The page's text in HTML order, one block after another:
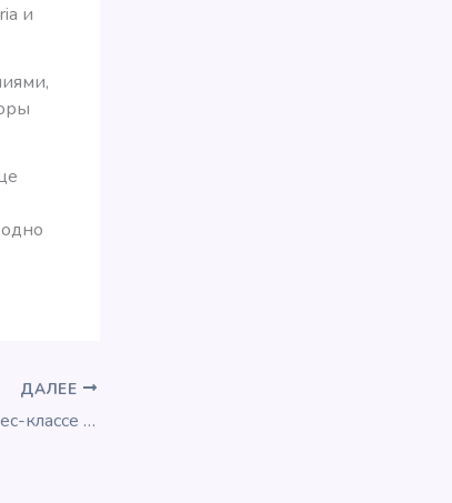
и
ДАЛЕЕ
Отличные цены в бизнес-классе Qatar Airways из России